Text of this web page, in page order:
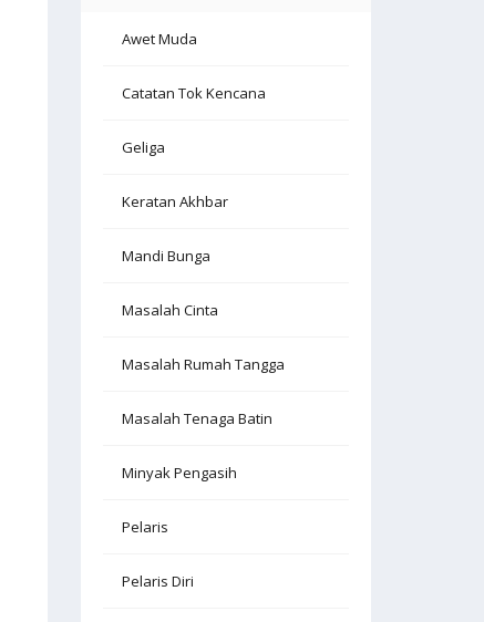
Awet Muda
Catatan Tok Kencana
Geliga
Keratan Akhbar
Mandi Bunga
Masalah Cinta
Masalah Rumah Tangga
Masalah Tenaga Batin
Minyak Pengasih
Pelaris
Pelaris Diri